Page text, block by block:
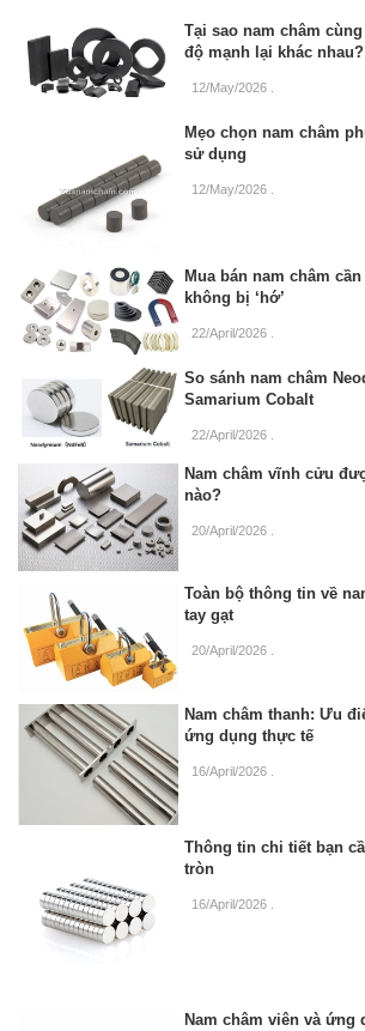
Tại sao nam châm
độ mạnh lại khác nhau?
12/May/2026
Mẹo chọn nam châm
sử dụng
12/May/2026
Mua bán nam châm
không bị ‘hớ’
22/April/2026
So sánh nam châm
Samarium Cobalt
22/April/2026
Nam châm vĩnh cửu
nào?
20/April/2026 .
Toàn bộ thông tin về
tay gạt
20/April/2026
Nam châm thanh: Ưu
ứng dụng thực tế
16/April/2026
Thông tin chi tiết bạn
tròn
16/April/2026
Nam châm viên và ứng